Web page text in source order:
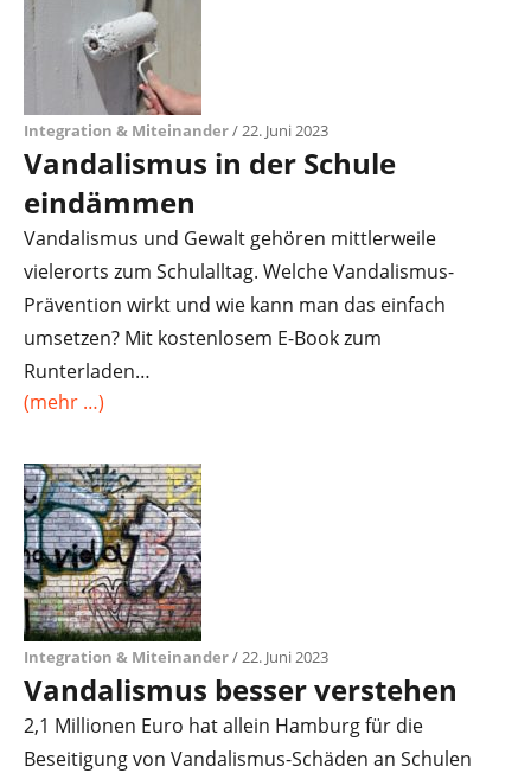
Integration & Miteinander/ 22. Juni 2023
Vandalismus in der Schule
eindämmen
Vandalismus und Gewalt gehören mittlerweile
vielerorts zum Schulalltag. Welche Vandalismus-
Prävention wirkt und wie kann man das einfach
umsetzen? Mit kostenlosem E-Book zum
Runterladen…
(mehr …)
Integration & Miteinander/ 22. Juni 2023
Vandalismus besser verstehen
2,1 Millionen Euro hat allein Hamburg für die
Beseitigung von Vandalismus-Schäden an Schulen